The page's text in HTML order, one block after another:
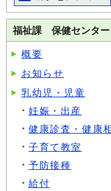
福祉課 保健センター
概要
お知らせ
乳幼児・児童
妊娠・出産
健康診査・健康
子育て教室
予防接種
給付